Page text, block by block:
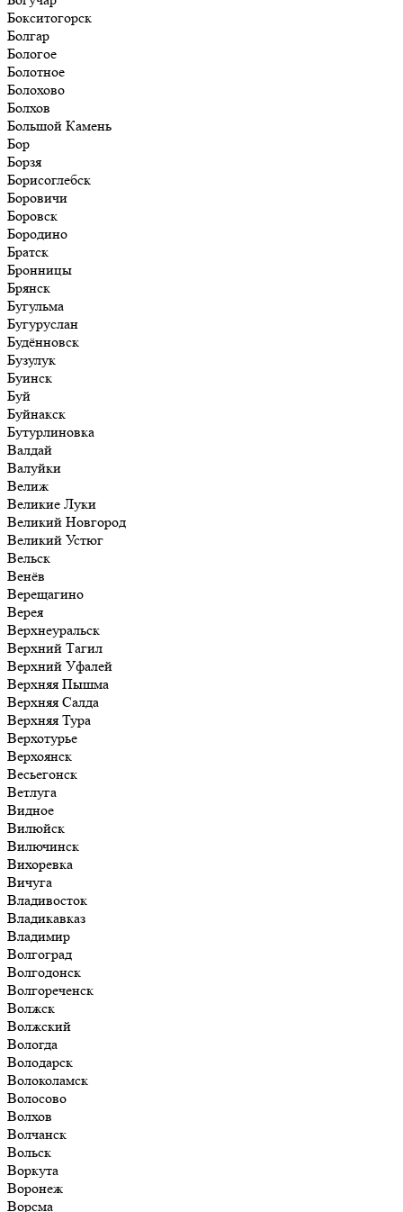
Бокситогорск
Болгар
Бологое
Болотное
Болохово
Болхов
Большой Камень
Бор
Борзя
Борисоглебск
Боровичи
Боровск
Бородино
Братск
Бронницы
Брянск
Бугульма
Бугуруслан
Будённовск
Бузулук
Буинск
Буй
Буйнакск
Бутурлиновка
Валдай
Валуйки
Велиж
Великие Луки
Великий Новгород
Великий Устюг
Вельск
Венёв
Верещагино
Верея
Верхнеуральск
Верхний Тагил
Верхний Уфалей
Верхняя Пышма
Верхняя Салда
Верхняя Тура
Верхотурье
Верхоянск
Весьегонск
Ветлуга
Видное
Вилюйск
Вилючинск
Вихоревка
Вичуга
Владивосток
Владикавказ
Владимир
Волгоград
Волгодонск
Волгореченск
Волжск
Волжский
Вологда
Володарск
Волоколамск
Волосово
Волхов
Волчанск
Вольск
Воркута
Воронеж
Ворсма